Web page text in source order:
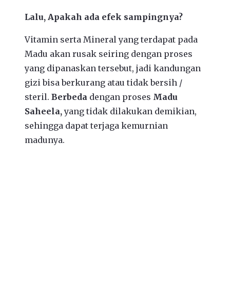
Lalu, Apakah ada efek sampingnya?
Vitamin serta Mineral yang terdapat pada
Madu akan rusak seiring dengan proses
yang dipanaskan tersebut, jadi kandungan
gizi bisa berkurang atau tidak bersih /
steril. Berbeda dengan proses Madu
Saheela,yang tidak dilakukan demikian,
sehingga dapat terjaga kemurnian
madunya.